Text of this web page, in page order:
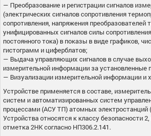
— Преобразование и регистрации сигналов
(электрических сигналов сопротивления
сопротивления, напряжения преобразователей
унифицированных сигналов силы
постоянного тока) в показы в виде графиков,
гистограмм и циферблатов;
— Выдача управляющих сигналов в случае
измерительной информации за установленные
— Визуализации измерительной информации и
Устройстве применяется в составе,
систем и автоматизированных систем
процессами (АСУ ТП) атомных электростанций
Устройства относятся к классу безопасности
отметка 2НК согласно НП306.2.141.